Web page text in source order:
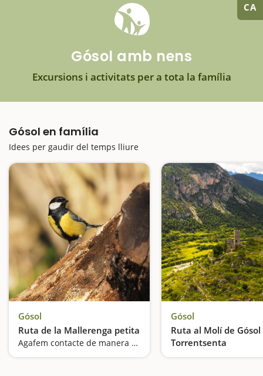
CA
Gósol amb nens
Excursions i activitats per a tota la família
Gósol en família
Idees per gaudir del temps lliure
Gósol
Ruta de la Mallerenga petita
Agafem contacte de manera suau amb l'alta muntanya
Gósol
Ruta al Molí de Gósol
Torrentsenta
Descobrim una font